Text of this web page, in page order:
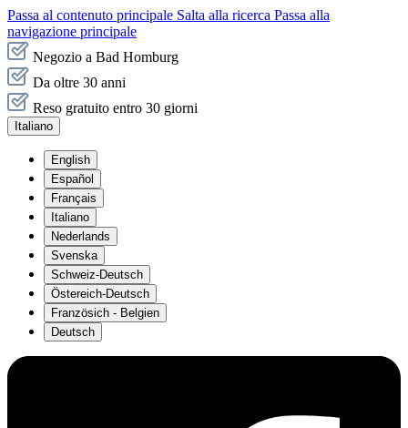
Passa al contenuto principale Salta alla ricerca Passa alla
navigazione principale
Negozio a Bad Homburg
Da oltre 30 anni
Reso gratuito entro 30 giorni
Italiano
English
Español
Français
Italiano
Nederlands
Svenska
Schweiz-Deutsch
Östereich-Deutsch
Französich - Belgien
Deutsch